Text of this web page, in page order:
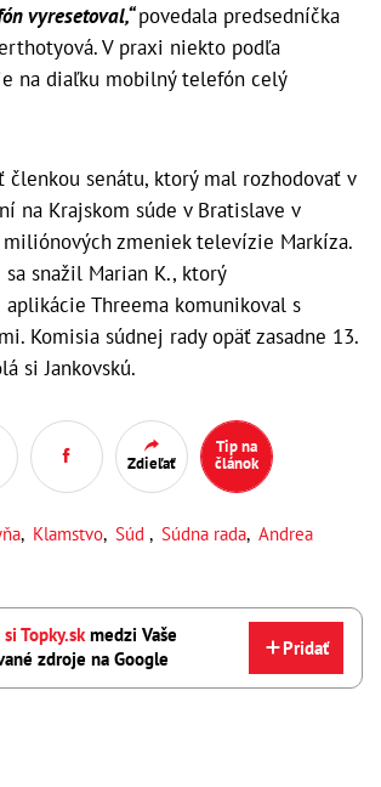
vyresetoval,“povedala predsedníčka
V praxi niekto podľa
na diaľku mobilný telefón celý
členkou senátu, ktorý mal rozhodovať v
na Krajskom súde v Bratislave v
zmeniek televízie Markíza.
snažil Marian K., ktorý
Threema komunikoval s
Komisia súdnej rady opäť zasadne 13.
si Jankovskú.
Zdieľať
Tip na
článok
, Klamstvo, Súd , Súdna rada, Andrea
Topky.skmedzi Vaše
zdroje na Google
Pridať